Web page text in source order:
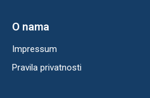
O nama
Impressum
Pravila privatnosti